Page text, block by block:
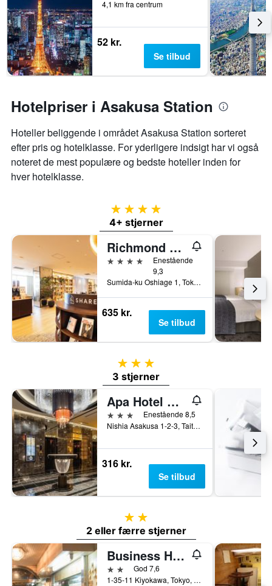
4,1 km fra centrum
52 kr.
Se tilbud
Hotelpriser i Asakusa Station
Hoteller beliggende i området Asakusa Station sorteret
efter pris og hotelklasse. For yderligere indsigt har vi også
noteret de mest populære og bedste hoteller inden for
hver hotelklasse.
4 stjerner
4+ stjerner
Richmond Hotel Premier Tokyo Schole
4 stjerner
Enestående
9,3
Sumida-ku Oshiage 1, Tokyo, Japan
635 kr.
Se tilbud
3 stjerner
3 stjerner
Apa Hotel Asakusa Tawaramachi Ekimae
3 stjernerEnestående 8,5
Nishia Asakusa 1-2-3, Taito-ku, Tokyo, Japan
316 kr.
Se tilbud
2 stjerner
2 eller færre stjerner
Business Hotel Fukudaya
2 stjernerGod 7,6
1-35-11 Kiyokawa, Tokyo, Japan